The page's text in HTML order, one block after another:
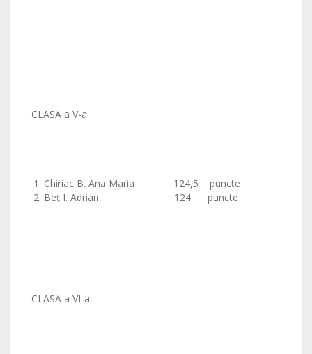
CLASA a V-a
Chiriac B. Ana Maria 124,5 puncte
Beţ I. Adrian 124 puncte
CLASA a VI-a